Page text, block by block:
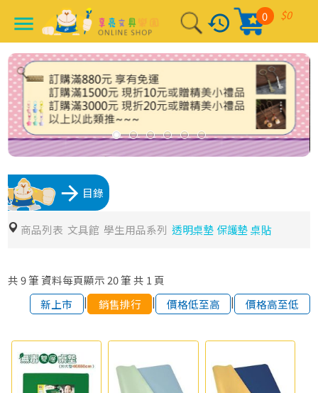
menu history $0
0
arrow_forward 目錄
商品列表 文具館 學生用品系列 透明桌墊 保護墊 桌貼
共 9筆 資料每頁顯示 20筆 共 1頁
新上市
| 銷售排行 | 價格低至高 | 價格高至低